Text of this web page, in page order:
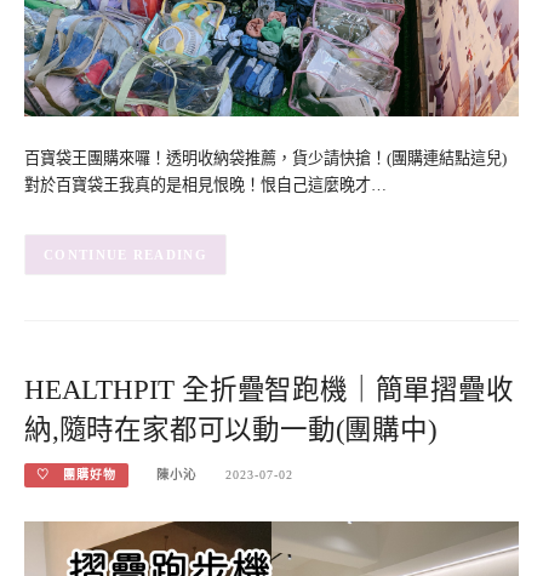
百寶袋王團購來囉！透明收納袋推薦，貨少請快搶！(團購連結點這兒)
對於百寶袋王我真的是相見恨晚！恨自己這麼晚才…
CONTINUE READING
HEALTHPIT 全折疊智跑機｜簡單摺疊收
納,隨時在家都可以動一動(團購中)
♡ 團購好物 陳小沁 2023-07-02